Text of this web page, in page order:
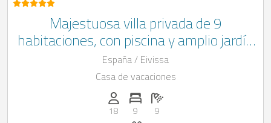
Majestuosa villa privada de 9
habitaciones, con piscina y amplio jardín
en Sant Llorenc de Balafia, Ibiza
España / Eivissa
Casa de vacaciones
Personas (max.): 18
18
Numero de habitaciones: 9
9
Cantidad de baños: 9
9
Piscina